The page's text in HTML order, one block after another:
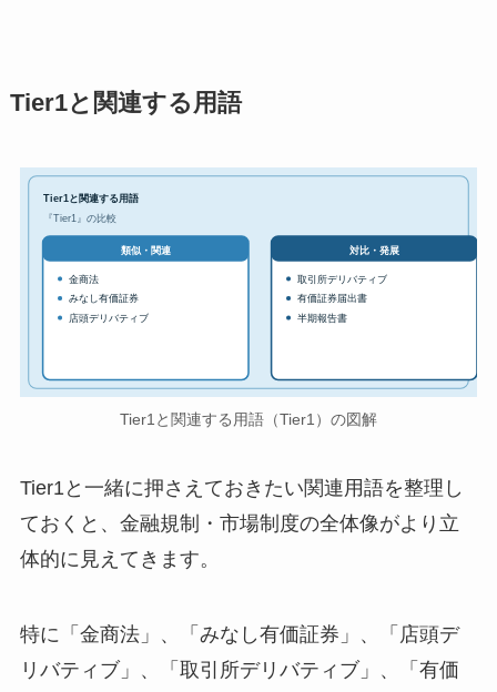
Tier1と関連する用語
Tier1と関連する用語
『Tier1』の比較
類似・関連
金商法
みなし有価証券
店頭デリバティブ
対比・発展
取引所デリバティブ
有価証券届出書
半期報告書
Tier1と関連する用語（Tier1）の図解
Tier1と一緒に押さえておきたい関連用語を整理し
ておくと、金融規制・市場制度の全体像がより立
体的に見えてきます。
特に「金商法」、「みなし有価証券」、「店頭デ
リバティブ」、「取引所デリバティブ」、「有価